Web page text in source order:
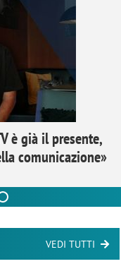
è già il presente,
comunicazione»
VEDI TUTTI